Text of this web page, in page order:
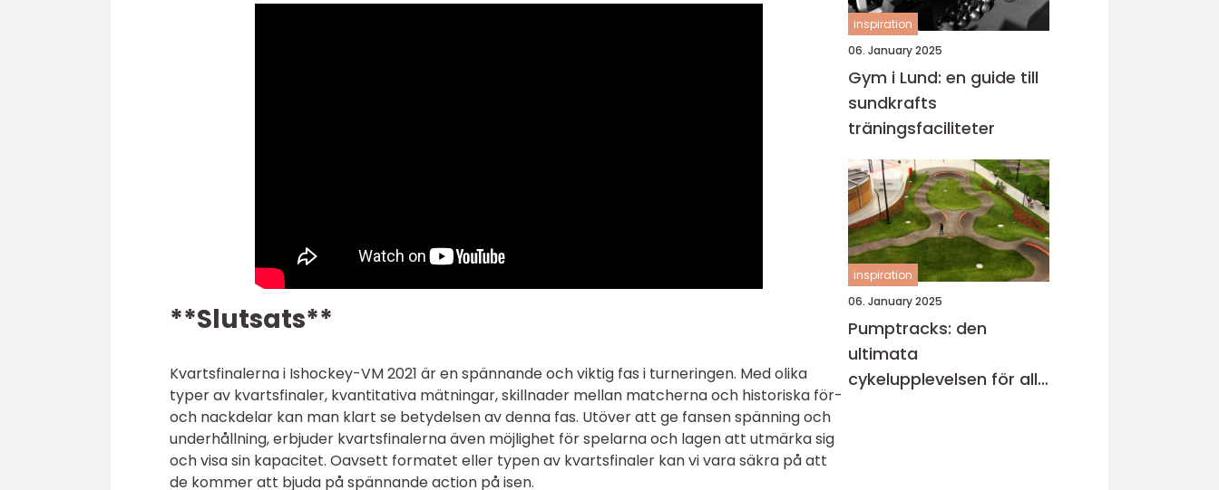
**Slutsats**
Kvartsfinalerna i Ishockey-VM 2021 är en spännande och viktig fas i turneringen. Med olika
typer av kvartsfinaler, kvantitativa mätningar, skillnader mellan matcherna och historiska för-
och nackdelar kan man klart se betydelsen av denna fas. Utöver att ge fansen spänning och
underhållning, erbjuder kvartsfinalerna även möjlighet för spelarna och lagen att utmärka sig
och visa sin kapacitet. Oavsett formatet eller typen av kvartsfinaler kan vi vara säkra på att
de kommer att bjuda på spännande action på isen.
inspiration
06. January 2025
Gym i Lund: en guide till
sundkrafts
träningsfaciliteter
inspiration
06. January 2025
Pumptracks: den
ultimata
cykelupplevelsen för alla